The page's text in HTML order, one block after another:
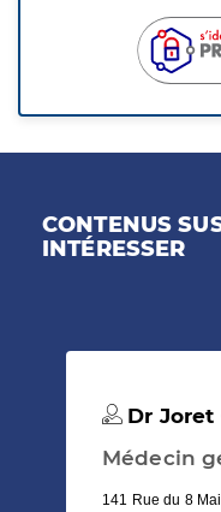
CONTENUS
INTÉRESSER
Dr Joret
Médecin
141 Rue du 8